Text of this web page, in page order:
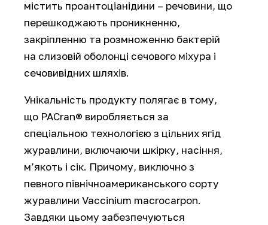
містить проантоціанідини – речовини, що
перешкоджають проникненню,
закріпленню та розмноженню бактерій
на слизовій оболонці сечового міхура і
сечовивідних шляхів.
Унікальність продукту полягає в тому,
що PACran® виробляється за
спеціальною технологією з цільних ягід
журавлини, включаючи шкірку, насіння,
м’якоть і сік. Причому, виключно з
певного північноамериканського сорту
журавлини Vaccinium macrocarpon.
Завдяки цьому забезпечуються